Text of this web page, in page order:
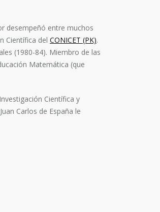
desempeñó entre muchos
Científica del CONICET (PK).
(1980-84). Miembro de las
Matemática (que
Científica y
Carlos de España le